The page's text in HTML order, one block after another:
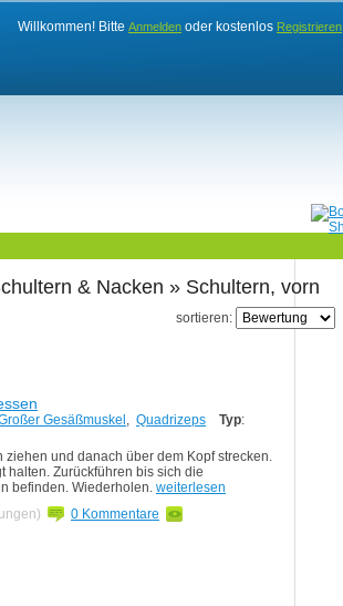
Willkommen! Bitte Anmelden oder kostenlos Registrieren
& Nacken » Schultern, vorn
sortieren:
Gesäßmuskel , Quadrizeps Typ:
und danach über dem Kopf strecken.
halten. Zurückführen bis sich die
befinden. Wiederholen. weiterlesen
0 Kommentare